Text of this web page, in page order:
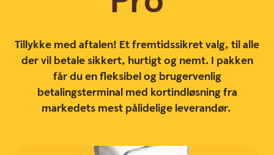
Tillykke med aftalen! Et fremtidssikret valg, til alle
der vil betale sikkert, hurtigt og nemt. I pakken
får du en fleksibel og brugervenlig
betalingsterminal med kortindløsning fra
markedets mest pålidelige leverandør.